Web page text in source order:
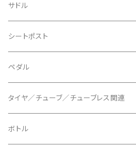
BLACKBURN/ブラックバーン
BLB/ビーエルビー
BLUEGRASS/ブルーグラス
BONTRAGER/ボントレガー
BURGTEC/バーグテック
ケーブル類
チェーンガイド／キャッチャー
チェーンリング
ディスクブレーキ
ブレーキローター
ディレーラーハンガー
バーテープ
グリップカラー / バーエンドキャップ
サドル
シートポスト
ドロッパーポスト
シートクランプ
ペダル
ビンディングペダル
フラットペダル
タイヤ／チューブ／チューブレス関連
700c
ボトル